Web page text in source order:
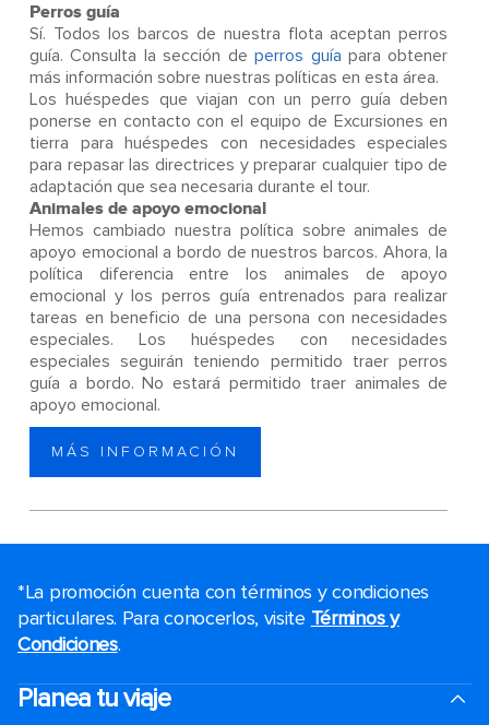
Perros guía
Sí. Todos los barcos de nuestra flota aceptan perros
guía. Consulta la sección deperros guía para obtener
más información sobre nuestras políticas en esta área.
Los huéspedes que viajan con un perro guía deben
ponerse en contacto con el equipo de Excursiones en
tierra para huéspedes con necesidades especiales
para repasar las directrices y preparar cualquier tipo de
adaptación que sea necesaria durante el tour.
Animales de apoyo emocional
Hemos cambiado nuestra política sobre animales de
apoyo emocional a bordo de nuestros barcos. Ahora, la
política diferencia entre los animales de apoyo
emocional y los perros guía entrenados para realizar
tareas en beneficio de una persona con necesidades
especiales. Los huéspedes con necesidades
especiales seguirán teniendo permitido traer perros
guía a bordo. No estará permitido traer animales de
apoyo emocional.
MÁS INFORMACIÓN
*La promoción cuenta con términos y condiciones
particulares. Para conocerlos, visite Términos y
Condiciones.
Planea tu viaje